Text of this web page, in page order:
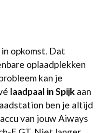
opkomst. Dat
oplaadplekken
kan je
laadpaal in Spijk aan
ben je altijd
van jouw Aiways